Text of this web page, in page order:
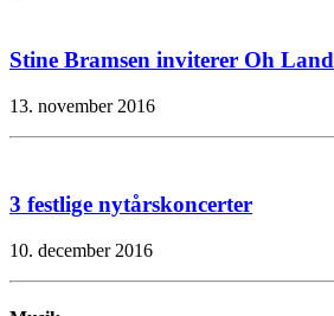
Stine Bramsen inviterer Oh
13. november 2016
3 festlige nytårskoncerter
10. december 2016